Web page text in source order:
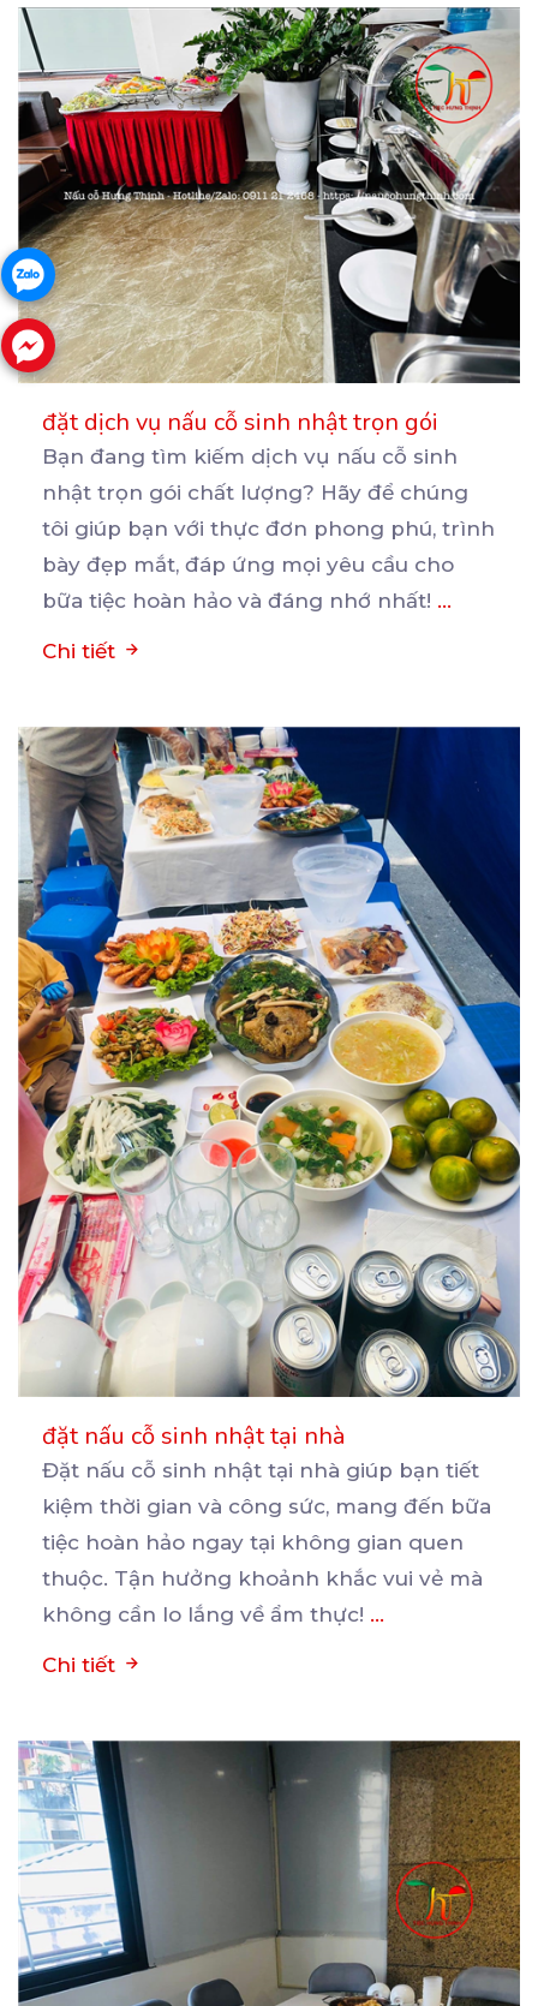
đặt dịch vụ nấu cỗ sinh nhật trọn gói
Bạn đang tìm kiếm dịch vụ nấu cỗ sinh
nhật trọn gói chất lượng? Hãy để chúng
tôi giúp bạn với thực đơn phong phú, trình
bày đẹp mắt, đáp ứng mọi yêu cầu cho
bữa tiệc hoàn hảo và đáng nhớ nhất! ...
Chi tiết
đặt nấu cỗ sinh nhật tại nhà
Đặt nấu cỗ sinh nhật tại nhà giúp bạn tiết
kiệm thời gian và công sức, mang đến bữa
tiệc hoàn hảo ngay tại không gian quen
thuộc. Tận hưởng khoảnh khắc vui vẻ mà
không cần lo lắng về ẩm thực! ...
Chi tiết